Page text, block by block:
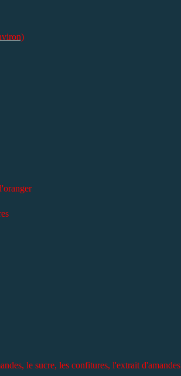
le sucre, les confitures, l'extrait